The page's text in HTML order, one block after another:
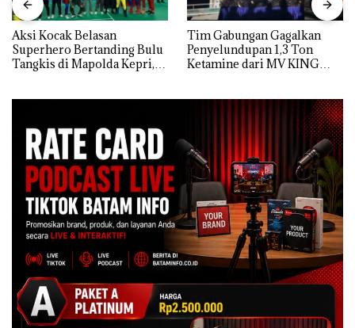
Aksi Kocak Belasan
Superhero Bertanding Bulu
Tangkis di Mapolda Kepri,
Tim Gabungan Gagalkan
Penyelundupan 1,3 Ton
Ketamine dari MV KING